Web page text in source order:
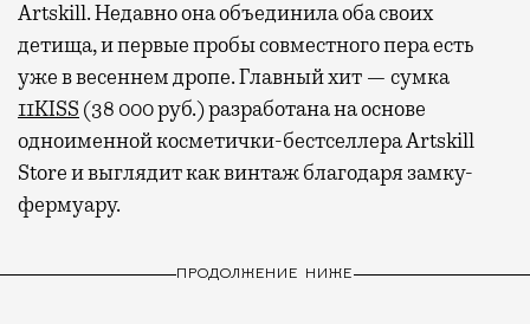
Artskill. Недавно она объединила оба своих
детища, и первые пробы совместного пера есть
уже в весеннем дропе. Главный хит — сумка
11KISS (38 000 руб.) разработана на основе
одноименной косметички-бестселлера Artskill
Store и выглядит как винтаж благодаря замку-
фермуару.
ПРОДОЛЖЕНИЕ НИЖЕ